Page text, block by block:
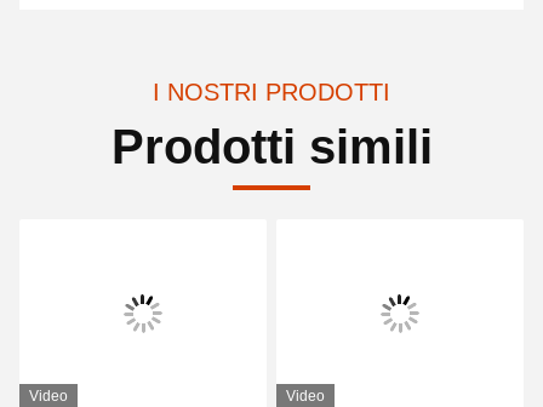
I NOSTRI PRODOTTI
Prodotti simili
Video Video